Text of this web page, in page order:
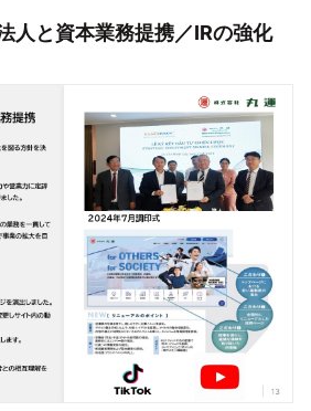
人と資本業務提携／IRの強化